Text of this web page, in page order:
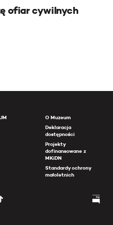
ofiar cywilnych
O Muzeum
Deklaracja
dostępności
Projekty
dofinansowane z
MKiDN
Standardy ochrony
małoletnich